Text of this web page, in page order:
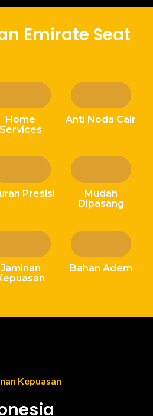
Emirate Seat
Home
Services
Anti Noda Cair
Presisi
Mudah
Dipasang
Jaminan
Bahan Adem
Kepuasan